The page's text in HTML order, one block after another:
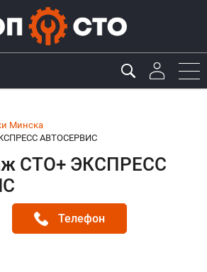
Минска
АВТОСЕРВИС
СТО+ ЭКСПРЕСС
Телефон